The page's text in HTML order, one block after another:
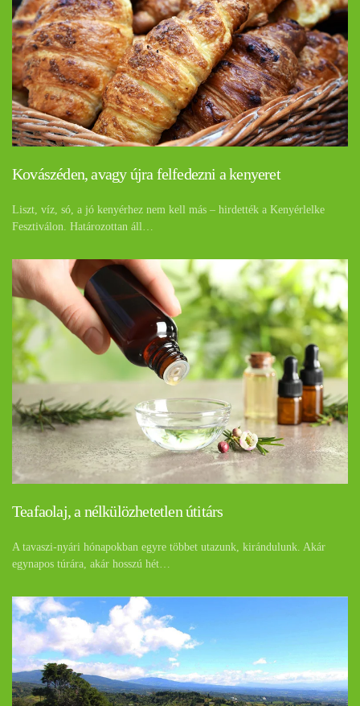
Kovászéden, avagy újra felfedezni a kenyeret
Liszt, víz, só, a jó kenyérhez nem kell más – hirdették a Kenyérlelke
Fesztiválon. Határozottan áll…
Teafaolaj, a nélkülözhetetlen útitárs
A tavaszi-nyári hónapokban egyre többet utazunk, kirándulunk. Akár
egynapos túrára, akár hosszú hét…